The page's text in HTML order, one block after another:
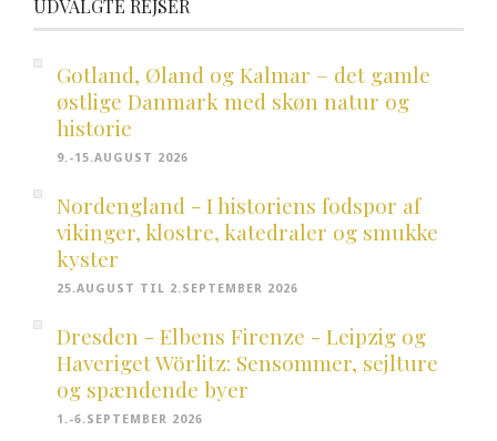
UDVALGTE REJSER
Gotland, Øland og Kalmar – det gamle
østlige Danmark med skøn natur og
historie
9.-15.AUGUST 2026
Nordengland - I historiens fodspor af
vikinger, klostre, katedraler og smukke
kyster
25.AUGUST TIL 2.SEPTEMBER 2026
Dresden - Elbens Firenze - Leipzig og
Haveriget Wörlitz: Sensommer, sejlture
og spændende byer
1.-6.SEPTEMBER 2026